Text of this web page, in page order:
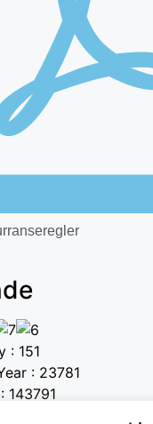
: 151
: 23781
143791